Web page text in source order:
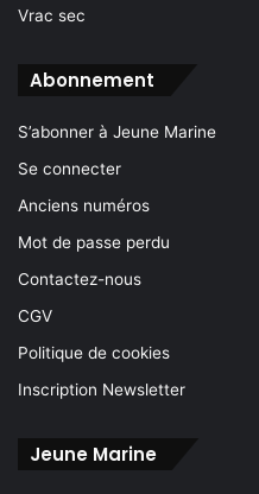
Vrac sec
Abonnement
S’abonner à Jeune Marine
Se connecter
Anciens numéros
Mot de passe perdu
Contactez-nous
CGV
Politique de cookies
Inscription Newsletter
Jeune Marine